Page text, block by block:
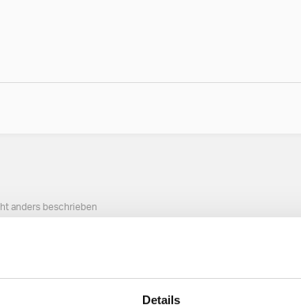
Details
anders beschrieben